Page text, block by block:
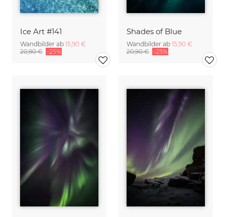
Ice Art #141
Wandbilder ab 15,90 €
20,90 € -25%
Shades of Blue
Wandbilder ab 15,90 €
20,90 € -25%